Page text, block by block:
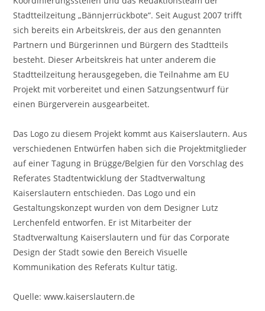
Stadtteilzeitung „Bännjerrückbote“. Seit August 2007 trifft
sich bereits ein Arbeitskreis, der aus den genannten
Partnern und Bürgerinnen und Bürgern des Stadtteils
besteht. Dieser Arbeitskreis hat unter anderem die
Stadtteilzeitung herausgegeben, die Teilnahme am EU
Projekt mit vorbereitet und einen Satzungsentwurf für
einen Bürgerverein ausgearbeitet.
Das Logo zu diesem Projekt kommt aus Kaiserslautern. Aus
verschiedenen Entwürfen haben sich die Projektmitglieder
auf einer Tagung in Brügge/Belgien für den Vorschlag des
Referates Stadtentwicklung der Stadtverwaltung
Kaiserslautern entschieden. Das Logo und ein
Gestaltungskonzept wurden von dem Designer Lutz
Lerchenfeld entworfen. Er ist Mitarbeiter der
Stadtverwaltung Kaiserslautern und für das Corporate
Design der Stadt sowie den Bereich Visuelle
Kommunikation des Referats Kultur tätig.
Quelle: www.kaiserslautern.de